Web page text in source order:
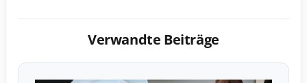
Verwandte Beiträge